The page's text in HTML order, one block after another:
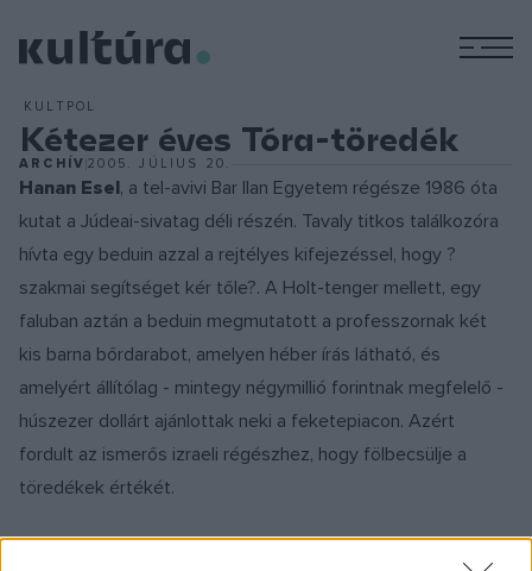
KULTPOL
Kétezer éves Tóra-töredék
ARCHÍV2005. JÚLIUS 20.
Hanan Esel, a tel-avivi Bar Ilan Egyetem régésze 1986 óta
kutat a Júdeai-sivatag déli részén. Tavaly titkos találkozóra
hívta egy beduin azzal a rejtélyes kifejezéssel, hogy ?
szakmai segítséget kér tőle?. A Holt-tenger mellett, egy
faluban aztán a beduin megmutatott a professzornak két
kis barna bőrdarabot, amelyen héber írás látható, és
amelyért állítólag - mintegy négymillió forintnak megfelelő -
húszezer dollárt ajánlottak neki a feketepiacon. Azért
fordult az ismerős izraeli régészhez, hogy fölbecsülje a
töredékek értékét.